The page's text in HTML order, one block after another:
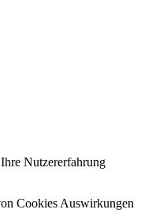
Nutzererfahrung
Cookies Auswirkungen